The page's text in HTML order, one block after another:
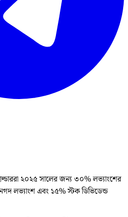
২০২৫ সালের জন্য ৩০% লভ্যাংশের
লভ্যাংশ এবং ১৫% স্টক ডিভিডেন্ড